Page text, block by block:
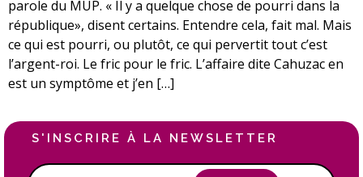
parole du MUP. « Il y a quelque chose de pourri dans la
république», disent certains. Entendre cela, fait mal. Mais
ce qui est pourri, ou plutôt, ce qui pervertit tout c’est
l’argent-roi. Le fric pour le fric. L’affaire dite Cahuzac en
est un symptôme et j’en […]
S'INSCRIRE À LA NEWSLETTER